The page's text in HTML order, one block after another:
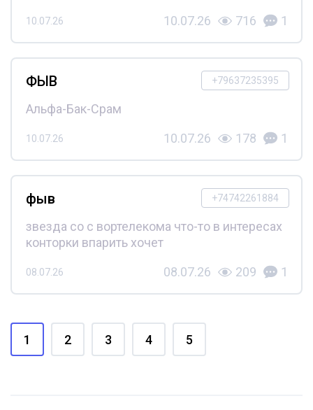
10.07.26 10.07.26 716 1
+79637235395
ФЫВ
Альфа-Бак-Срам
10.07.26 10.07.26 178 1
+74742261884
фыв
звезда со с вортелекома что-то в интересах
конторки впарить хочет
08.07.26 08.07.26 209 1
1 2 3 4 5